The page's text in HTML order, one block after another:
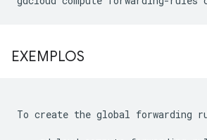
EXEMPLOS
To create the global